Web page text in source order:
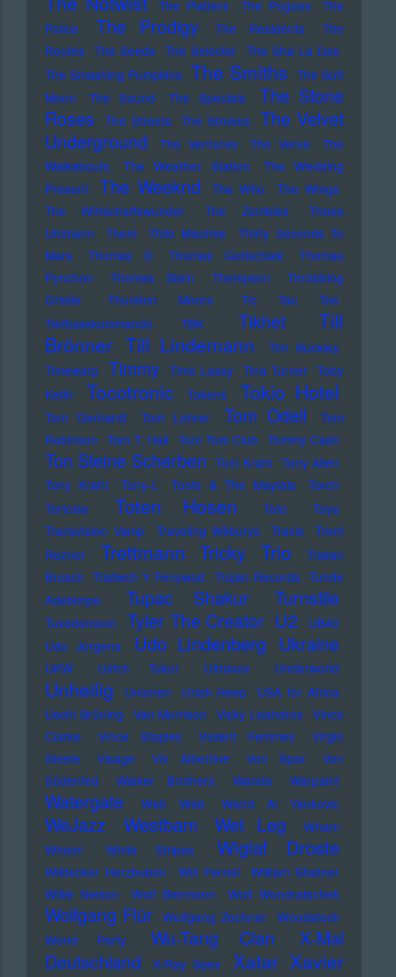
The Platters The Pogues
The
Police
The Prodigy The Residents
The
Routes The Seeds The Selecter The Sha La Das
The Smashing Pumpkins The Smiths The Soft
Moon
The Sound The Specials
The Stone
Roses
The Streets The Strokes
The Velvet
Underground
The Ventures The Verve
The
Walkabouts
The Weather Station
The Wedding
Present
The Weeknd The Who
The Wings
The Wirtschaftswunder
The Zombies
Thees
Uhlmann
Them Thilo Mischke
Thirty Seconds To
Mars
Thomas D Thomas Gottschalk
Thomas
Pynchon
Thomas Stein Thompson
Throbbing
Gristle
Thurston Moore
Tic Tac Toe
Tiefbasskommando TBK
Tikhet
Till
Brönner Till Lindemann
Tim Buckley
Timewarp Timmy Timo Lassy Tina Turner Toby
Keith
Tocotronic Tokens Tokio Hotel
Tom Gerhardt Tom Lehrer Tom Odell
Tom
Robinson Tom T. Hall Tom Tom Club Tommy Cash
Ton Steine Scherben Toni Krahl Tony Allen
Tony Krahl
Tony-L Toots & The Maytals
Torch
Tortoise
Toten Hosen Toto
Toya
Transvision Vamp
Traveling Wilburys Travis
Trent
Reznor
Trettmann Tricky Trio
Tristan
Brusch Tristwch Y Fenywod Trojan Records Tunde
Adebimpe
Tupac Shakur Turnstile
Tuxedomoon Tyler The Creator U2
UB40
Udo Jürgens
Udo Lindenberg Ukraine
UKW Ulrich Tukur Ultravox Underworld
Unheilig Unionen Uriah Heep
USA for Africa
Uschi Brüning Van Morrison Vicky Leandros Vince
Clarke
Vince Staples Violent Femmes
Virgin
Steele
Visage Viv Albertine Von Spar
Von
Südenfed
Walker Brothers Wanda Warpaint
Watergate Web Web Weird Al Yankovic
WeJazz Westbam Wet Leg
Wham
Wham!
White Stripes Wiglaf Droste
Wildecker Herzbuben Will Ferrell
William Shatner
Willie Nelson
Wolf Biermann Wolf Wondratschek
Wolfgang Flür Wolfgang Zechner
Woodstock
World Party
Wu-Tang Clan
X-Mal
Deutschland
X-Ray Spex Xatar Xavier